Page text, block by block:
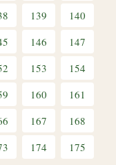
139
140
146
147
153
154
160
161
167
168
174 175